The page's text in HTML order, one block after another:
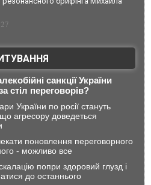
санкції України
стіл переговорів?
України по росії стануть
агресору доведеться
поновлення переговорного
- можливо все
попри здоровий глузд і
до останнього